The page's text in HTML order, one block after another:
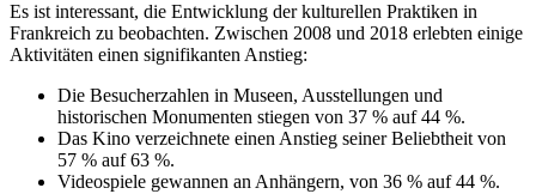
Es ist interessant, die Entwicklung der kulturellen Praktiken in
Frankreich zu beobachten. Zwischen 2008 und 2018 erlebten einige
Aktivitäten einen signifikanten Anstieg:
Die Besucherzahlen in Museen, Ausstellungen und
historischen Monumenten stiegen von 37 % auf 44 %.
Das Kino verzeichnete einen Anstieg seiner Beliebtheit von
57 % auf 63 %.
Videospiele gewannen an Anhängern, von 36 % auf 44 %.